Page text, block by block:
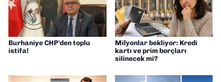
Burhaniye CHP'den toplu
istifa!
Milyonlar bekliyor: Kredi
kartı ve prim borçları
silinecek mi?